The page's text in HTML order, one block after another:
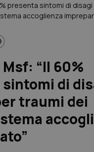
presenta sintomi di
accoglienza
“Il 60%
di
traumi dei